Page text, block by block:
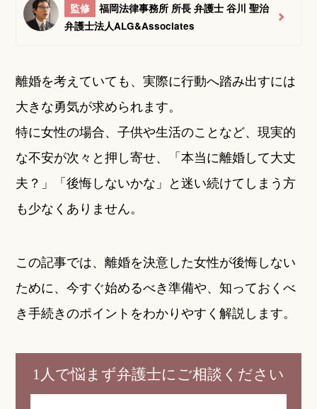
監修
福岡法律事務所 所長 弁護士 谷川 聖治
弁護士法人ALG&Associates
離婚を考えていても、実際に行動へ踏み出すには
大きな勇気が求められます。
特に女性の場合、子供や生活のことなど、現実的
な不安が次々と押し寄せ、「本当に離婚して大丈
夫？」「後悔しないかな」と迷い続けてしまう方
も少なくありません。
この記事では、離婚を決意した女性が後悔しない
ために、今すぐ始めるべき準備や、知っておくべ
き手続きのポイントをわかりやすく解説します。
1人で悩まず弁護士にご相談ください